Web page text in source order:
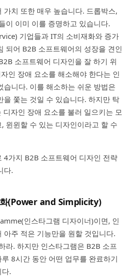
가치 또한 매우 높습니다. 드롭박스,
이 이미 이를 증명하고 있습니다.
기업들과 IT의 소비재화와 증가
되어 B2B 소프트웨어의 성장을 견인
소프트웨어 디자인을 잘 하기 위
인 장애 요소를 해소해야 한다는 인
습니다. 이를 해소하는 쉬운 방법은
을 쫓는 것일 수 있습니다. 하지만 탁
자인 장애 요소를 불러 일으키는 모
윈윈할 수 있는 디자인이라고 할 수
4가지 B2B 소프트웨어 디자인 전략
다.
(Power and Simplicity)
인스타그램 디자이너)이면, 인
아주 적은 기능만을 원할 것입니다.
라. 하지만 인스타그램은 B2B 소프
8시간 동안 어떤 업무를 완료하기
.